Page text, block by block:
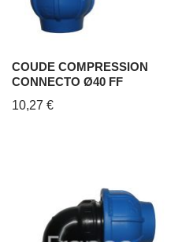
COUDE COMPRESSION
CONNECTO Ø40 FF
10,27 €